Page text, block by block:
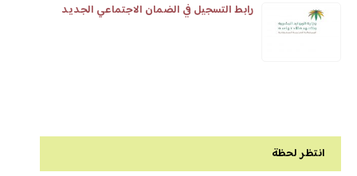
رابط التسجيل في الضمان الاجتماعي الجديد
انتظر لحظة